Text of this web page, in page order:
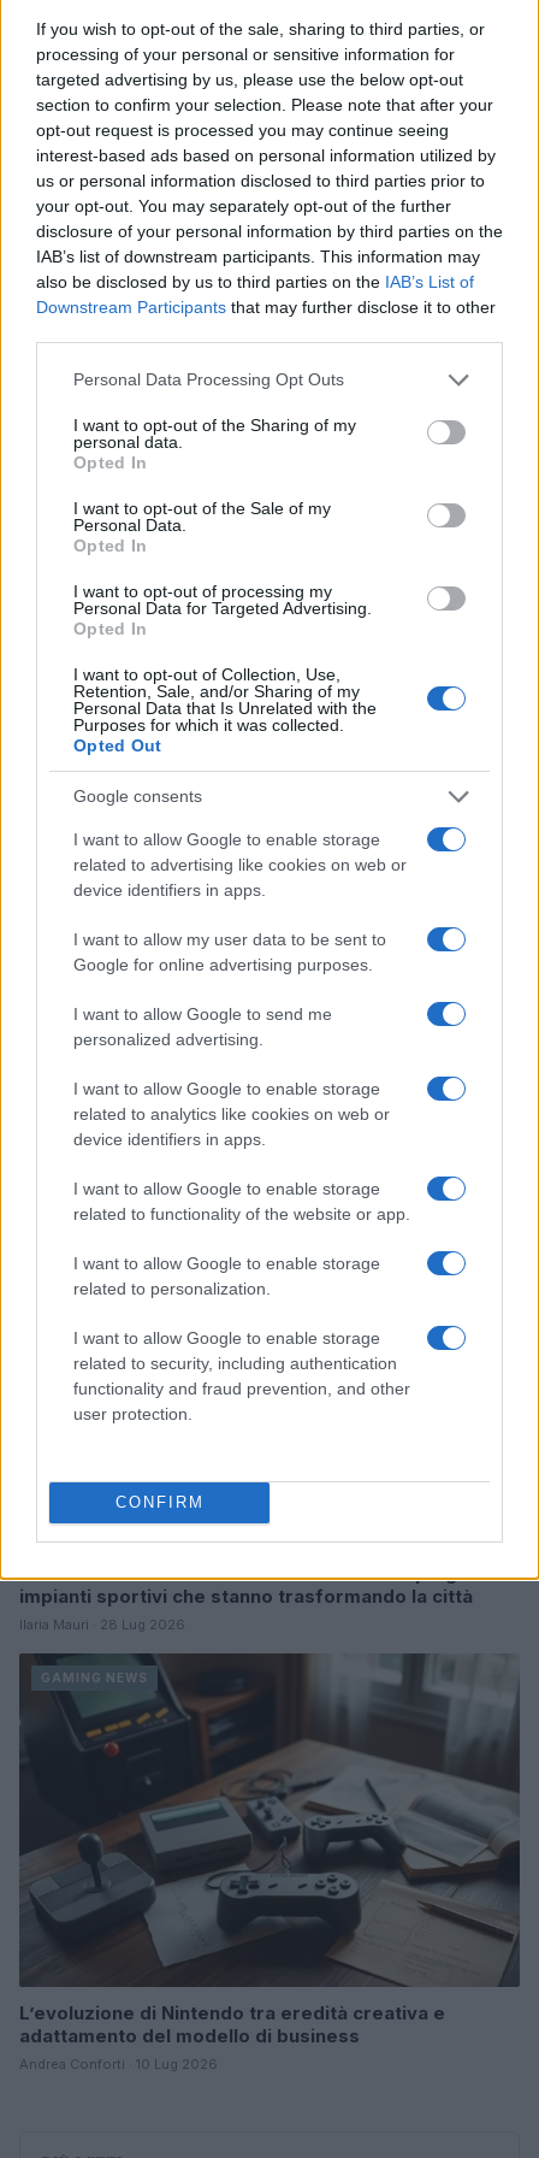
If you wish to opt-out of the sale, sharing to third parties, or
processing of your personal or sensitive information for
targeted advertising by us, please use the below opt-out
section to confirm your selection. Please note that after your
opt-out request is processed you may continue seeing
interest-based ads based on personal information utilized by
us or personal information disclosed to third parties prior to
your opt-out. You may separately opt-out of the further
disclosure of your personal information by third parties on the
IAB’s list of downstream participants. This information may
also be disclosed by us to third parties on the IAB’s List of
Downstream Participants that may further disclose it to other
Please note that this website/app uses one or more Google
not limited to your visit or usage behaviour. You may click to
grant or deny consent to Google and its third-party tags to
use your data for below specified purposes in below Google
consent section.
Personal Data Processing Opt Outs
I want to opt-out of the Sharing of my
personal data.
Opted In
I want to opt-out of the Sale of my
Personal Data.
Opted In
I want to opt-out of processing my
Personal Data for Targeted Advertising.
Opted In
I want to opt-out of Collection, Use,
Retention, Sale, and/or Sharing of my
Personal Data that Is Unrelated with the
Purposes for which it was collected.
Opted Out
Google consents
I want to allow Google to enable storage
related to advertising like cookies on web or
device identifiers in apps.
I want to allow my user data to be sent to
Google for online advertising purposes.
I want to allow Google to send me
personalized advertising.
I want to allow Google to enable storage
related to analytics like cookies on web or
device identifiers in apps.
I want to allow Google to enable storage
related to functionality of the website or app.
I want to allow Google to enable storage
related to personalization.
I want to allow Google to enable storage
related to security, including authentication
functionality and fraud prevention, and other
user protection.
CONFIRM
AUTORE
AiAdhubMedia
Continua a leggere
GAMING NEWS
William, Kate e i principini in Scozia per i giochi del
Commonwealth: tutti i dettagli
Francesca Lombardi · 2 Ago 2026
Giochi del Mediterraneo Taranto 2026: scopri gli
impianti sportivi che stanno trasformando la città
Ilaria Mauri · 28 Lug 2026
GAMING NEWS
L’evoluzione di Nintendo tra eredità creativa e
adattamento del modello di business
Andrea Conforti · 10 Lug 2026